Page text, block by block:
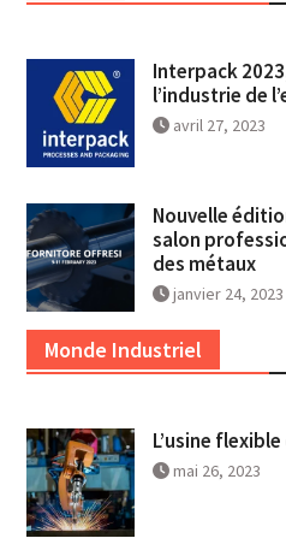
Interpack
l’industrie de
avril 27, 2023
Nouvelle
salon
des métaux
janvier 24, 2023
Monde Industriel
L’usine
mai 26, 2023